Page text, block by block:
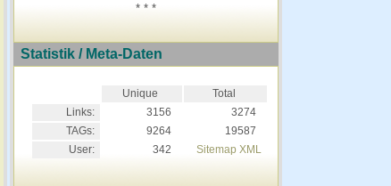
* * *
Statistik / Meta-Daten
Unique
Total
Links:
3156
3274
TAGs:
9264
19587
User:
342 Sitemap XML